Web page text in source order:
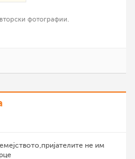
фотографии.
не им